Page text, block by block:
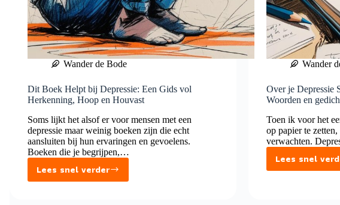
Wander de Bode
Dit Boek Helpt bij Depressie: Een Gids vol
Herkenning, Hoop en Houvast
Soms lijkt het alsof er voor mensen met een
depressie maar weinig boeken zijn die echt
aansluiten bij hun ervaringen en gevoelens.
Boeken die je begrijpen,…
Lees snel verder
Dit
Wander
Over je Depressie
Woorden en
Toen ik voor het
op papier te
verwachten.
Lees snelOver